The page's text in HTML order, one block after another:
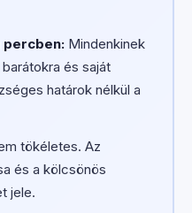
percben:Mindenkinek
és saját
határok nélkül a
tökéletes. Az
és a kölcsönös
jele.